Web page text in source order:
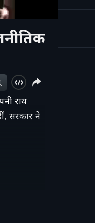
राय
सरकार ने